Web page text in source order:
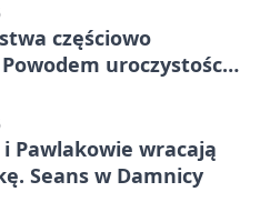
częściowo
uroczystości
Pawlakowie wracają
Seans w Damnicy